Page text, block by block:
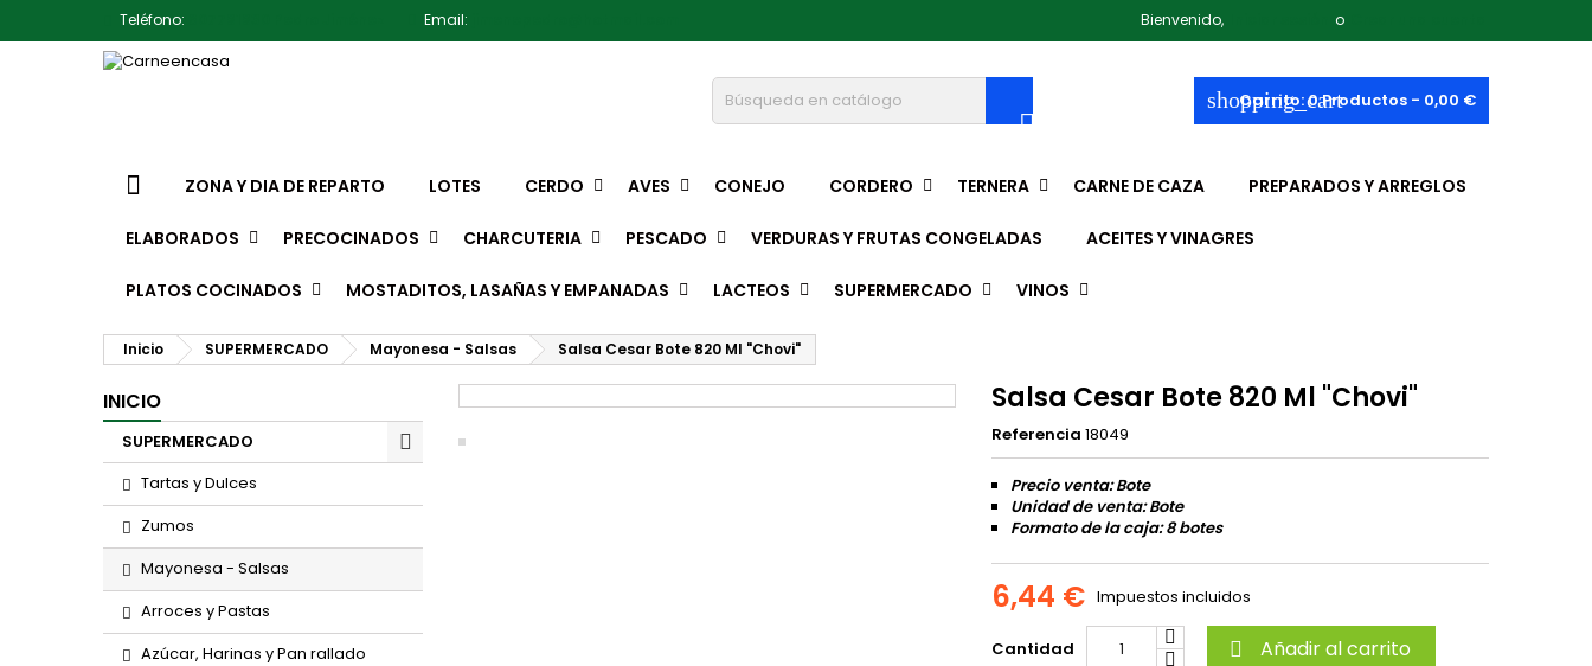
Teléfono: Email: Bienvenido, o
shopping_cart
Carrito:0Productos - 0,00 €

ZONA Y DIA DE REPARTO LOTES CERDO AVES CONEJO CORDERO TERNERA CARNE DE CAZA PREPARADOS Y ARREGLOS
ELABORADOS PRECOCINADOS CHARCUTERIA PESCADO VERDURAS Y FRUTAS CONGELADAS ACEITES Y VINAGRES
PLATOS COCINADOS MOSTADITOS, LASAÑAS Y EMPANADAS LACTEOS SUPERMERCADO VINOS
Inicio SUPERMERCADO Mayonesa - Salsas Salsa Cesar Bote 820 Ml "Chovi"
INICIO
SUPERMERCADO
Tartas y Dulces
Zumos
Mayonesa - Salsas
Arroces y Pastas
Azúcar, Harinas y Pan rallado
Salsa Cesar Bote 820 Ml "Chovi"
Referencia 18049
Precio venta: Bote
Unidad de venta: Bote
Formato de la caja: 8 botes
6,44 € Impuestos incluidos
Cantidad  Añadir al carrito